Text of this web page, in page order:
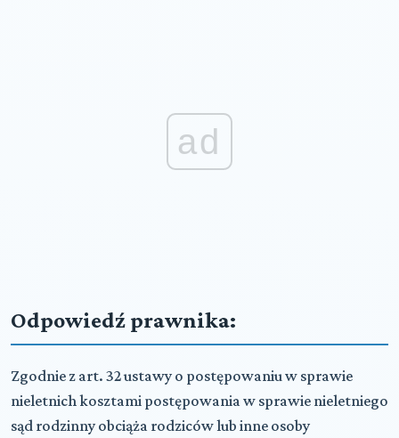
ad
Odpowiedź prawnika:
Zgodnie z art. 32 ustawy o postępowaniu w sprawie
nieletnich kosztami postępowania w sprawie nieletniego
sąd rodzinny obciąża rodziców lub inne osoby